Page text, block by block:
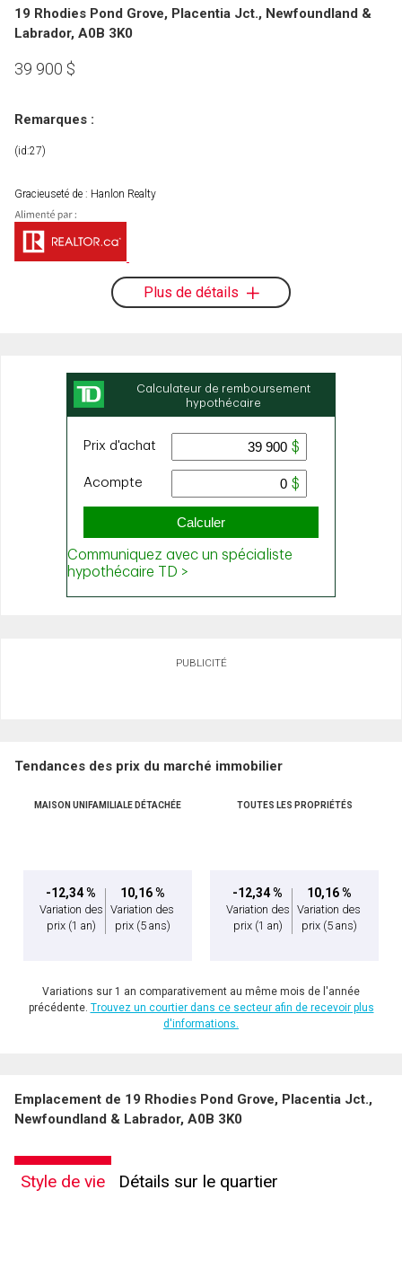
19 Rhodies Pond Grove, Placentia Jct., Newfoundland &
Labrador, A0B 3K0
39 900 $
Remarques :
(id:27)
Gracieuseté de : Hanlon Realty
Plus de détails
PUBLICITÉ
Tendances des prix du marché immobilier
MAISON UNIFAMILIALE DÉTACHÉE
-12,34 %
Variation des
prix (1 an)
10,16 %
Variation des
prix (5 ans)
TOUTES LES PROPRIÉTÉS
-12,34 %
Variation des
prix (1 an)
10,16 %
Variation des
prix (5 ans)
Variations sur 1 an comparativement au même mois de l'année
précédente. Trouvez un courtier dans ce secteur afin de recevoir plus
d'informations.
Emplacement de 19 Rhodies Pond Grove, Placentia Jct.,
Newfoundland & Labrador, A0B 3K0
Style de vie Détails sur le quartier